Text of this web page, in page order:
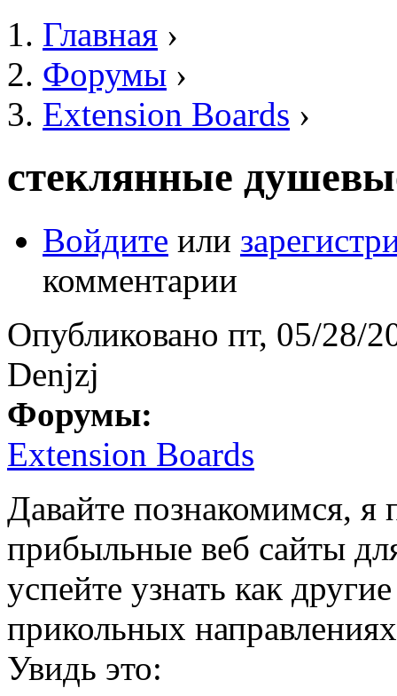
Вы здесь
Главная ›
Форумы ›
Extension Boards ›
стеклянные
Войдите или
комментарии
Опубликовано пт, 05/28/
Denjzj
Форумы:
Extension Boards
Давайте познакомимся, я
прибыльные веб сайты
успейте узнать как
прикольных
Увидь это: